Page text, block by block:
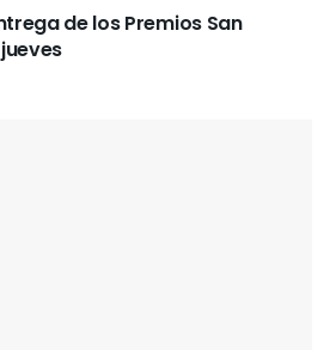
de los Premios San